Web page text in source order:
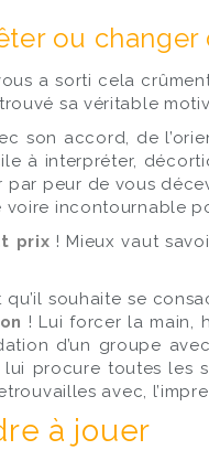
ou changer
a sorti cela
sa véritable
son accord, de
à interpréter,
peur de vous
incontournable
prix ! Mieux vaut
souhaite se
! Lui forcer la main,
d’un groupe
procure toutes les
avec,
à jouer